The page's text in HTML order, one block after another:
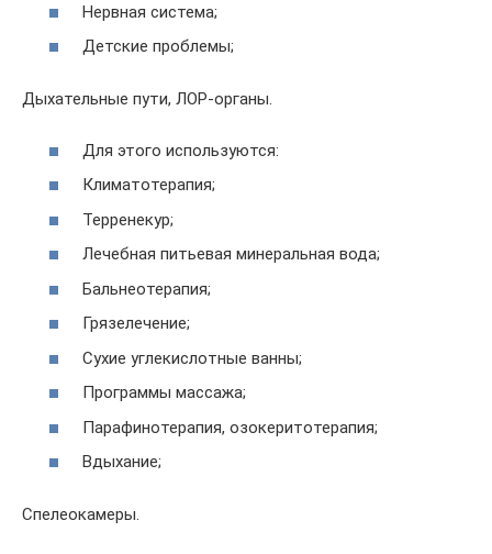
Нервная система;
Детские проблемы;
Дыхательные пути, ЛОР-органы.
Для этого используются:
Климатотерапия;
Терренекур;
Лечебная питьевая минеральная вода;
Бальнеотерапия;
Грязелечение;
Сухие углекислотные ванны;
Программы массажа;
Парафинотерапия, озокеритотерапия;
Вдыхание;
Спелеокамеры.